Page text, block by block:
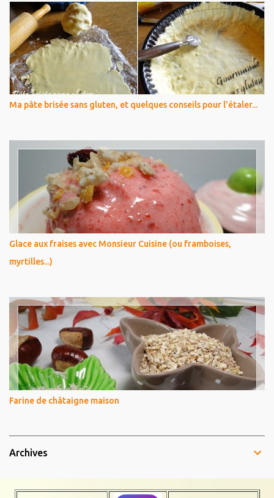
Ma pâte brisée sans gluten, et quelques conseils pour l'étaler...
Glace aux fraises avec Monsieur Cuisine (ou framboises,
myrtilles...)
Farine de châtaigne maison
Archives